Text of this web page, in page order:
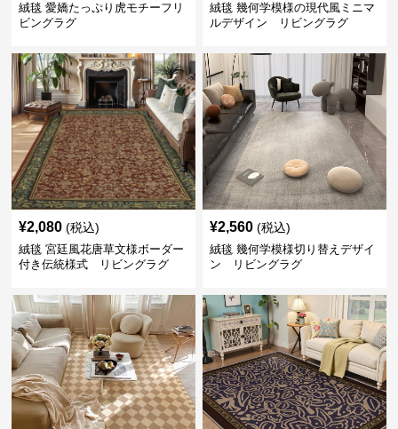
絨毯 愛嬌たっぷり虎モチーフリ
ビングラグ
絨毯 幾何学模様の現代風ミニマ
ルデザイン リビングラグ
¥2,080 (税込)
絨毯 宮廷風花唐草文様ボーダー
付き伝統様式 リビングラグ
¥2,560 (税込)
絨毯 幾何学模様切り替えデザイ
ン リビングラグ